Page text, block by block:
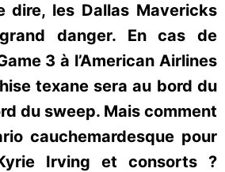
dire, les Dallas Mavericks
danger. En cas de
3 à l’American Airlines
texane sera au bord du
du sweep. Mais comment
cauchemardesque pour
Irving et consorts ?